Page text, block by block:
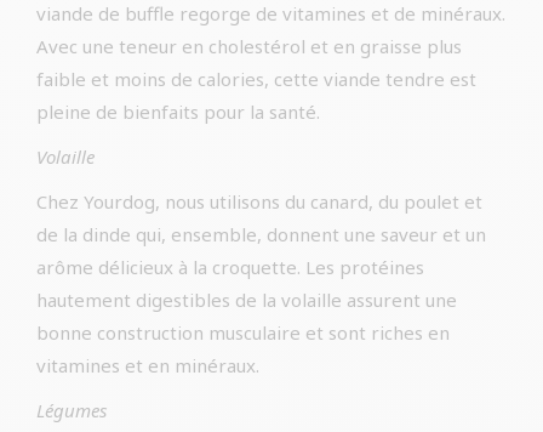
viande de buffle regorge de vitamines et de minéraux.
Avec une teneur en cholestérol et en graisse plus
faible et moins de calories, cette viande tendre est
pleine de bienfaits pour la santé.
Volaille
Chez Yourdog, nous utilisons du canard, du poulet et
de la dinde qui, ensemble, donnent une saveur et un
arôme délicieux à la croquette. Les protéines
hautement digestibles de la volaille assurent une
bonne construction musculaire et sont riches en
vitamines et en minéraux.
Légumes